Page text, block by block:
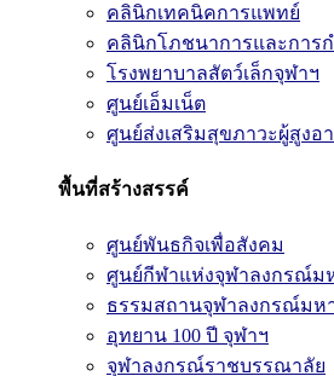
คลินิกเทคนิคการแพทย์
คลินิกโภชนาการและการ
โรงพยาบาลสัตว์เล็กจุฬาฯ
ศูนย์เอ็มเน็ต
ศูนย์ส่งเสริมสุขภาวะผู้สูงอ
พื้นที่สร้างสรรค์
ศูนย์พันธกิจเพื่อสังคม
ศูนย์กีฬาแห่งจุฬาลงกรณ์ม
ธรรมสถานจุฬาลงกรณ์มห
อุทยาน 100 ปี จุฬาฯ
จุฬาลงกรณ์ราชบรรณาลัย